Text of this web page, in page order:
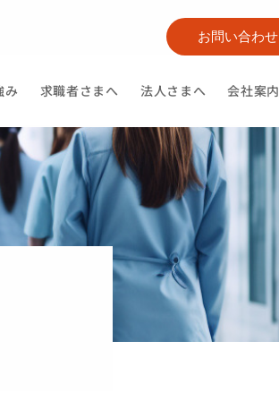
お問い合わせ
み 求職者さまへ 法人さまへ 会社案内